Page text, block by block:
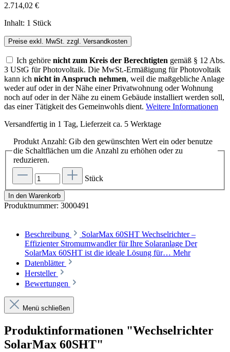
2.714,02 €
Inhalt: 1 Stück
Preise exkl. MwSt. zzgl. Versandkosten
Ich gehöre nicht zum Kreis der Berechtigten gemäß § 12 Abs.
3 UStG für Photovoltaik. Die MwSt.-Ermäßigung für Photovoltaik
kann ich nicht in Anspruch nehmen, weil die maßgebliche Anlage
weder auf oder in der Nähe einer Privatwohnung oder Wohnung
noch auf oder in der Nähe zu einem Gebäude installiert werden soll,
das einer Tätigkeit des Gemeinwohls dient. Weitere Informationen
Versandfertig in 1 Tag, Lieferzeit ca. 5 Werktage
Produkt Anzahl: Gib den gewünschten Wert ein oder benutze
die Schaltflächen um die Anzahl zu erhöhen oder zu
reduzieren.
Stück
In den Warenkorb
Produktnummer: 3000491
Beschreibung
SolarMax 60SHT Wechselrichter –
Effizienter Stromumwandler für Ihre Solaranlage Der
SolarMax 60SHT ist die ideale Lösung für… Mehr
Datenblätter
Hersteller
Bewertungen
Menü schließen
Produktinformationen "Wechselrichter
SolarMax 60SHT"